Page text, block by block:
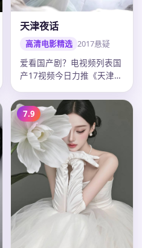
天津夜话
高清电影精选 2017悬疑
爱看国产剧？电视频列表国
产17视频今日力推《天津夜
疑电…
7.9